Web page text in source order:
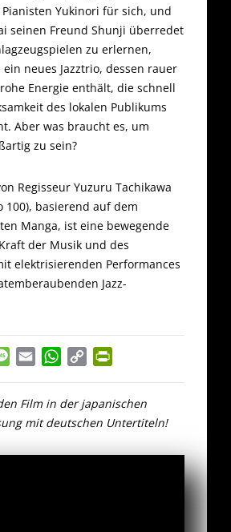
Yukinori für sich, und
seinen Freund Shunji überredet
zu erlernen,
neues Jazztrio, dessen rauer
Energie enthält, die schnell
des lokalen Publikums
Aber was braucht es, um
zu sein?
Regisseur Yuzuru Tachikawa
100), basierend auf dem
Manga, ist eine bewegende
der Musik und des
elektrisierenden Performances
Jazz-
Message
Email WhatsApp
Copy
Film in der japanischen
mit deutschen Untertiteln!